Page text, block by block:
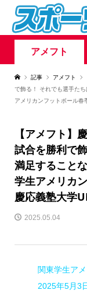
アメフト
記事 アメフト
で飾る！ それでも選手た
アメリカンフットボール春
【アメフト】
試合を勝利で
満足すること
学生アメリカ
慶応義塾大学
2025.05.04
関東学生ア
2025年5月3